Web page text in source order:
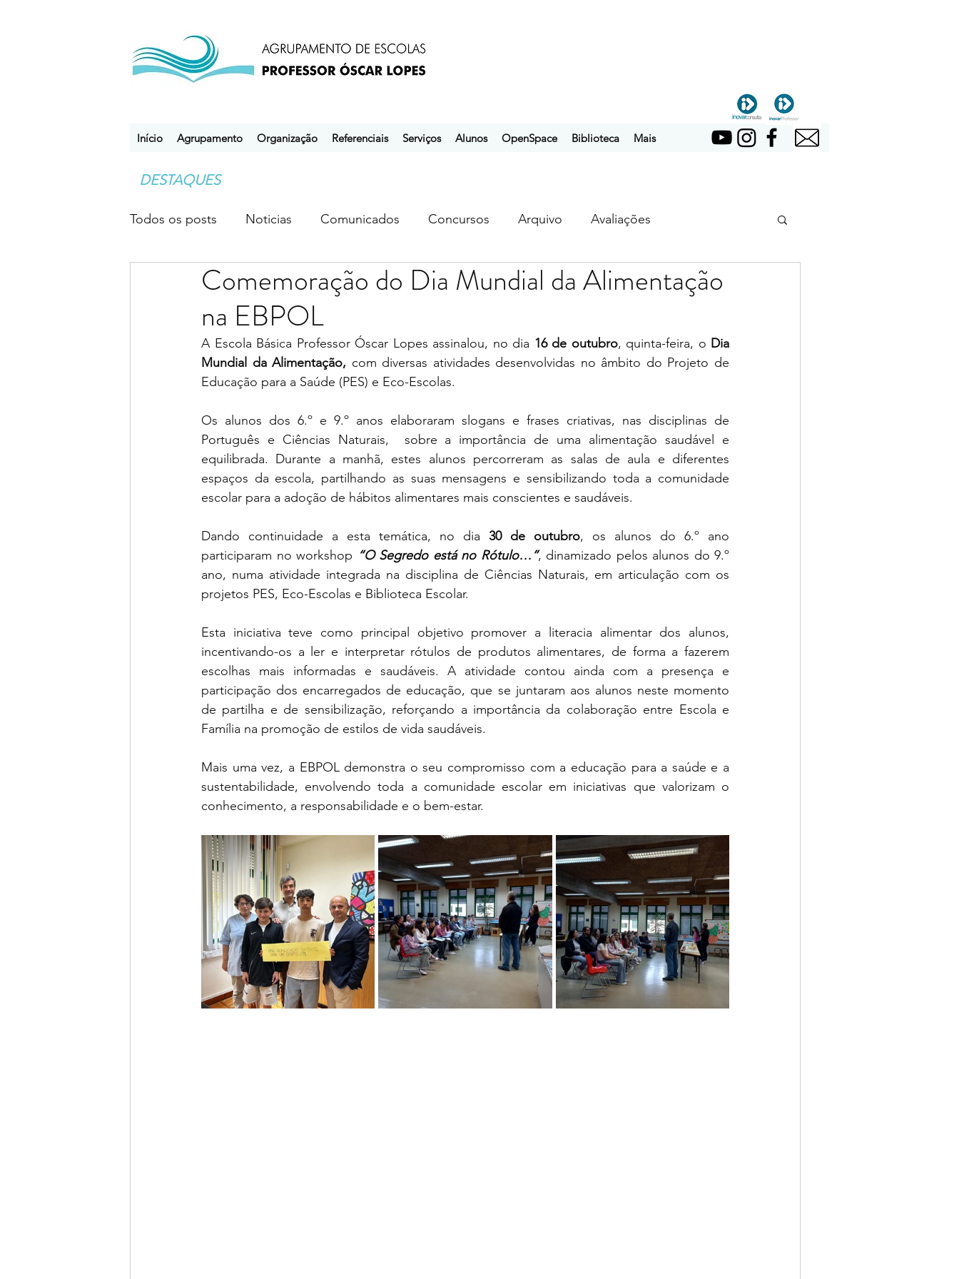
Início Agrupamento Organização Referenciais Serviços Alunos OpenSpace Biblioteca Mais
DESTAQUES
Todos os posts Noticias Comunicados Concursos Arquivo Avaliações
Desporto Escolar Clubes ebem ebpol ubuntu
Comemoração do Dia Mundial da Alimentação
na EBPOL
A Escola Básica Professor Óscar Lopes assinalou, no dia 16 de outubro, quinta-feira, o Dia
Mundial da Alimentação, com diversas atividades desenvolvidas no âmbito do Projeto de
Educação para a Saúde (PES) e Eco-Escolas.
Os alunos dos 6.º e 9.º anos elaboraram slogans e frases criativas, nas disciplinas de
Português e Ciências Naturais,  sobre a importância de uma alimentação saudável e
equilibrada. Durante a manhã, estes alunos percorreram as salas de aula e diferentes
espaços da escola, partilhando as suas mensagens e sensibilizando toda a comunidade
escolar para a adoção de hábitos alimentares mais conscientes e saudáveis.
Dando continuidade a esta temática, no dia 30 de outubro, os alunos do 6.º ano
participaram no workshop “O Segredo está no Rótulo…”, dinamizado pelos alunos do 9.º
ano, numa atividade integrada na disciplina de Ciências Naturais, em articulação com os
projetos PES, Eco-Escolas e Biblioteca Escolar.
Esta iniciativa teve como principal objetivo promover a literacia alimentar dos alunos,
incentivando-os a ler e interpretar rótulos de produtos alimentares, de forma a fazerem
escolhas mais informadas e saudáveis. A atividade contou ainda com a presença e
participação dos encarregados de educação, que se juntaram aos alunos neste momento
de partilha e de sensibilização, reforçando a importância da colaboração entre Escola e
Família na promoção de estilos de vida saudáveis.
Mais uma vez, a EBPOL demonstra o seu compromisso com a educação para a saúde e a
sustentabilidade, envolvendo toda a comunidade escolar em iniciativas que valorizam o
conhecimento, a responsabilidade e o bem-estar.